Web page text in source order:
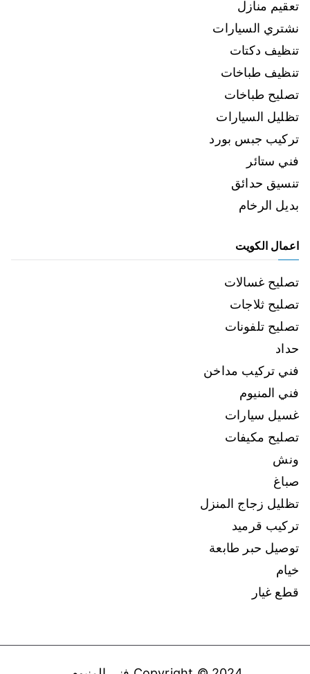
تعقيم منازل
نشتري السيارات
تنظيف دكتات
تنظيف طباخات
تصليح طباخات
تظليل السيارات
تركيب جبس بورد
فني ستائر
تنسيق حدائق
بديل الرخام
اعمال الكويت
تصليح غسالات
تصليح ثلاجات
تصليح تلفونات
حداد
فني تركيب مداخن
فني المنيوم
غسيل سيارات
تصليح مكيفات
ونش
صباغ
تظليل زجاج المنزل
تركيب قرميد
توصيل حبر طابعة
خيام
قطع غيار